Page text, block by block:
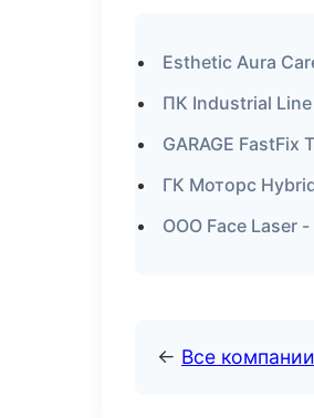
Esthetic Aura
ПК Industrial
GARAGE FastFix
ГК Моторс
ООО Face Laser
← Все